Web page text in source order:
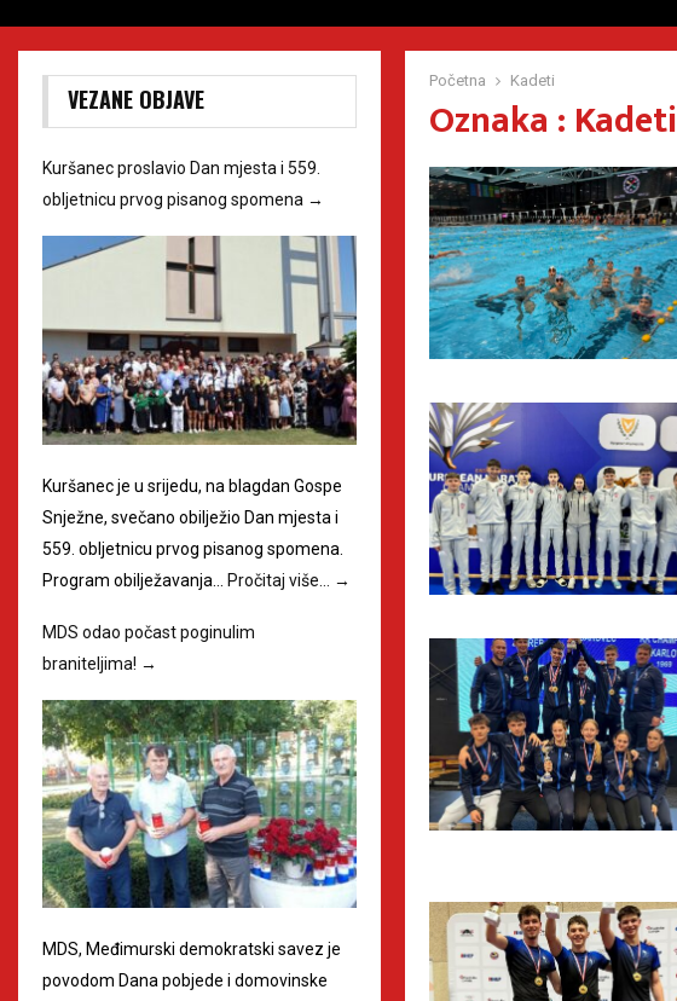
Početna Kadeti
Oznaka : Kadeti
VEZANE OBJAVE
Kuršanec proslavio Dan mjesta i 559.
obljetnicu prvog pisanog spomena →
Kuršanec je u srijedu, na blagdan Gospe
Snježne, svečano obilježio Dan mjesta i
559. obljetnicu prvog pisanog spomena.
Program obilježavanja…
Pročitaj više… →
MDS odao počast poginulim
braniteljima! →
MDS, Međimurski demokratski savez je
povodom Dana pobjede i domovinske